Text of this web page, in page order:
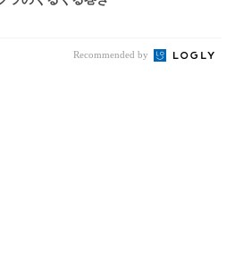
Recommended by